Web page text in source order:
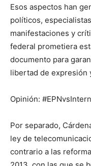
Esos aspectos han
políticos,
manifestaciones y
federal prometiera
documento para
libertad de expresión
Opinión:
Por separado,
ley de
contrario a las